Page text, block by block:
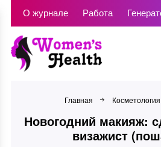
О журнале Работа
Главная Косметология
Новогодний макияж:
визажист